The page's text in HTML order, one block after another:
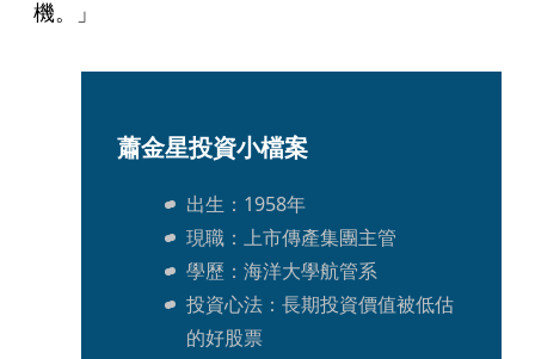
機。」
蕭金星投資小檔案
出生：1958年
現職：上市傳產集團主管
學歷：海洋大學航管系
投資心法：長期投資價值被低估
的好股票